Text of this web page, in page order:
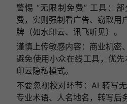
警惕 “无限制免费” 工具：
费，实则强制看广告、窃取用
牌（如水印云、讯飞听见）。
谨慎上传敏感内容：商业机密
避免使用小众在线工具，优
印云隐私模式。
不要忽视校对环节：AI 转写
专业术语、人名地名，转写后